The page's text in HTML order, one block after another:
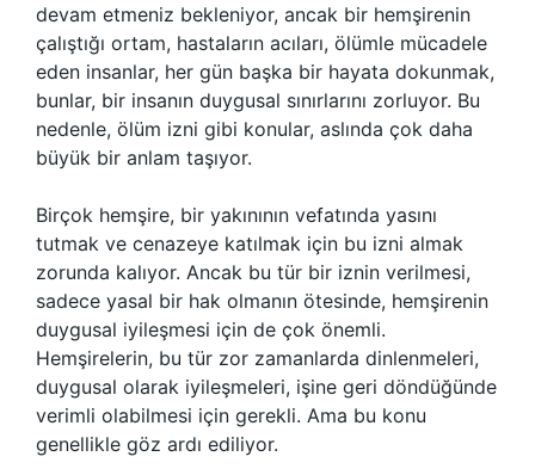
devam etmeniz bekleniyor, ancak bir hemşirenin
çalıştığı ortam, hastaların acıları, ölümle mücadele
eden insanlar, her gün başka bir hayata dokunmak,
bunlar, bir insanın duygusal sınırlarını zorluyor. Bu
nedenle, ölüm izni gibi konular, aslında çok daha
büyük bir anlam taşıyor.
Birçok hemşire, bir yakınının vefatında yasını
tutmak ve cenazeye katılmak için bu izni almak
zorunda kalıyor. Ancak bu tür bir iznin verilmesi,
sadece yasal bir hak olmanın ötesinde, hemşirenin
duygusal iyileşmesi için de çok önemli.
Hemşirelerin, bu tür zor zamanlarda dinlenmeleri,
duygusal olarak iyileşmeleri, işine geri döndüğünde
verimli olabilmesi için gerekli. Ama bu konu
genellikle göz ardı ediliyor.